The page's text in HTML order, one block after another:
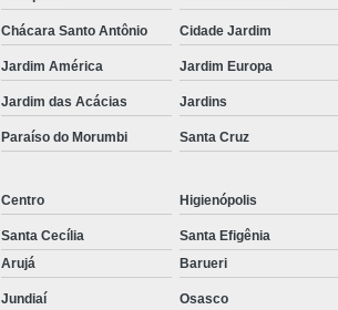
Chácara Santo Antônio Cidade Jardim
Jardim América Jardim Europa
Jardim das Acácias Jardins
Paraíso do Morumbi Santa Cruz
Centro Higienópolis
Santa Cecília
Santa Efigênia
Arujá Barueri
Jundiaí Osasco